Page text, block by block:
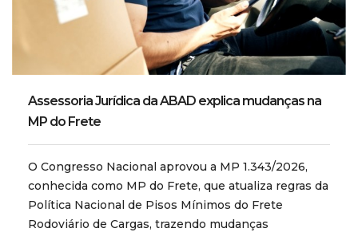
Assessoria Jurídica da ABAD explica mudanças na
MP do Frete
O Congresso Nacional aprovou a MP 1.343/2026,
conhecida como MP do Frete, que atualiza regras da
Política Nacional de Pisos Mínimos do Frete
Rodoviário de Cargas, trazendo mudanças